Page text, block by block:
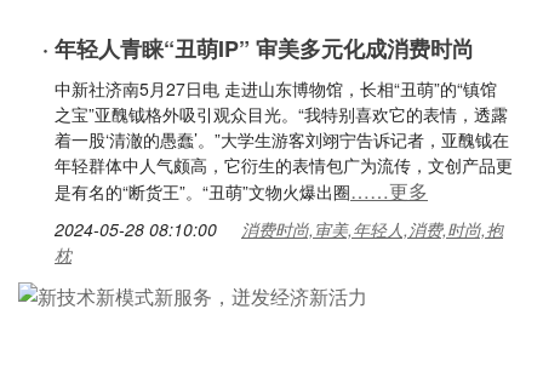
· 年轻人青睐“丑萌IP” 审美多元化成消费时尚
中新社济南5月27日电 走进山东博物馆，长相“丑萌”的“镇馆
之宝”亚醜钺格外吸引观众目光。“我特别喜欢它的表情，透露
着一股‘清澈的愚蠢’。”大学生游客刘翊宁告诉记者，亚醜钺在
年轻群体中人气颇高，它衍生的表情包广为流传，文创产品更
是有名的“断货王”。“丑萌”文物火爆出圈……更多
2024-05-28 08:10:00
消费时尚,审美,年轻人,消费,时尚,抱
枕